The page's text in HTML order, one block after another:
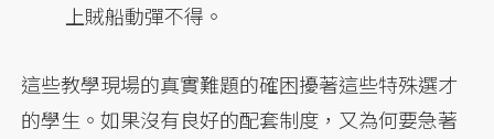
上賊船動彈不得。
這些教學現場的真實難題的確困擾著這些特殊選才
的學生。如果沒有良好的配套制度，又為何要急著